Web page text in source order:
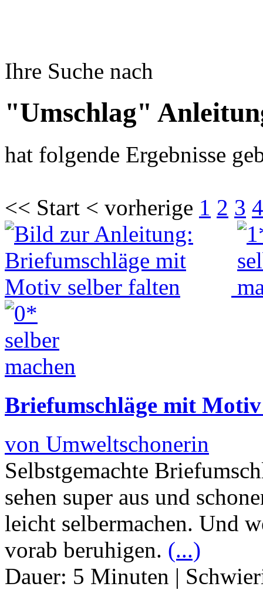
Ihre Suche nach
"Umschlag"
hat folgende Ergebnisse
<< Start < vorherige 1 2 3 4
Briefumschläge mit
von Umweltschonerin
Selbstgemachte
sehen super aus und
leicht selbermachen. Und
vorab beruhigen. (...)
Dauer: 5 Minuten |